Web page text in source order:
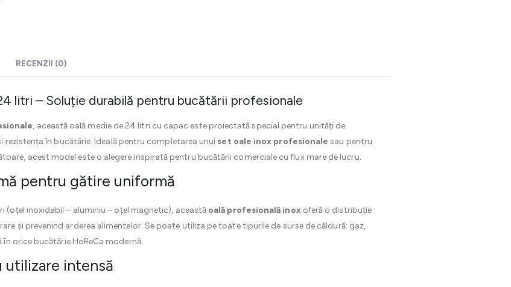
RECENZII (0)
litri – Soluție durabilă pentru bucătării profesionale
, această oală medie de 24 litri cu capac este proiectată special pentru unități de
în bucătărie. Ideală pentru completarea unui set oale inox profesionale sau pentru
acest model este o alegere inspirată pentru bucătării comerciale cu flux mare de lucru.
pentru gătire uniformă
inoxidabil – aluminiu – oțel magnetic), această oală profesională inox oferă o distribuție
și prevenind arderea alimentelor. Se poate utiliza pe toate tipurile de surse de căldură: gaz,
orice bucătărie HoReCa modernă.
intensă